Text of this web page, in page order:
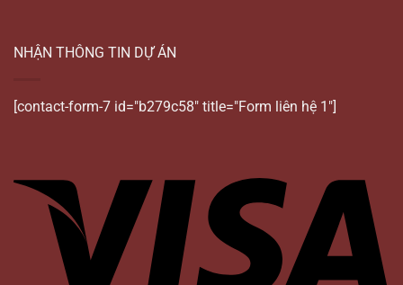
NHẬN THÔNG TIN DỰ ÁN
[contact-form-7 id="b279c58" title="Form liên hệ 1"]